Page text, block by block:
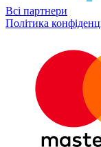
Всі партнери
Політика